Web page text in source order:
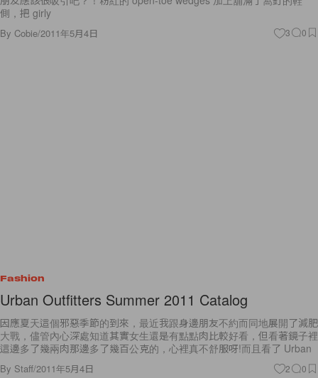
側，把 girly
By Cobie/2011年5月4日 3 0
Fashion
Urban Outfitters Summer 2011 Catalog
因應夏天這個邪惡季節的到來，最近我跟身邊朋友不約而同地展開了減肥
大戰，儘管內心深處知道其實女生還是有點點肉比較好看，但看著鏡子裡
這邊多了幾兩肉那邊多了幾百公克的，心裡真不舒服呀!而且看了 Urban
By Staff/2011年5月4日 2 0